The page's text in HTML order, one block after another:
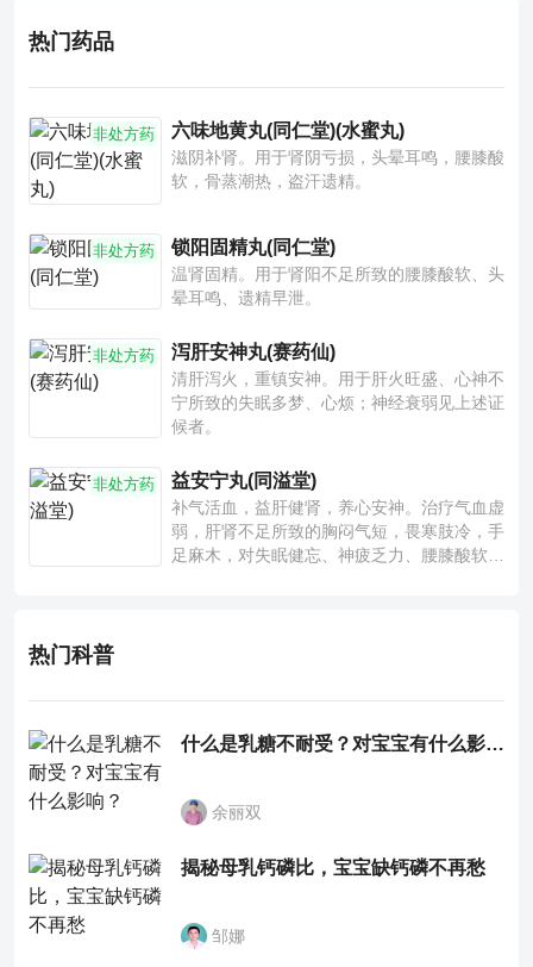
热门药品
非处方药 六味地黄丸(同仁堂)(水蜜丸)
滋阴补肾。用于肾阴亏损，头晕耳鸣，腰膝酸
软，骨蒸潮热，盗汗遗精。
非处方药 锁阳固精丸(同仁堂)
温肾固精。用于肾阳不足所致的腰膝酸软、头
晕耳鸣、遗精早泄。
非处方药 泻肝安神丸(赛药仙)
清肝泻火，重镇安神。用于肝火旺盛、心神不
宁所致的失眠多梦、心烦；神经衰弱见上述证
候者。
非处方药 益安宁丸(同溢堂)
补气活血，益肝健肾，养心安神。治疗气血虚
弱，肝肾不足所致的胸闷气短，畏寒肢冷，手
足麻木，对失眠健忘、神疲乏力、腰膝酸软也
热门科普
什么是乳糖不耐受？对宝宝有什么影响？
余丽双
揭秘母乳钙磷比，宝宝缺钙磷不再愁
邹娜